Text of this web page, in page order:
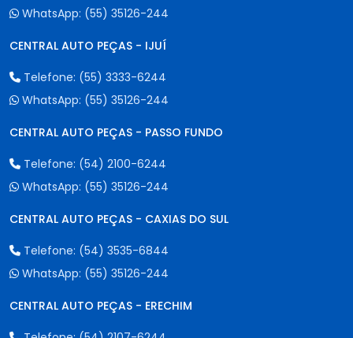
WhatsApp: (55) 35126-244
CENTRAL AUTO PEÇAS - IJUÍ
Telefone: (55) 3333-6244
WhatsApp: (55) 35126-244
CENTRAL AUTO PEÇAS - PASSO FUNDO
Telefone: (54) 2100-6244
WhatsApp: (55) 35126-244
CENTRAL AUTO PEÇAS - CAXIAS DO SUL
Telefone: (54) 3535-6844
WhatsApp: (55) 35126-244
CENTRAL AUTO PEÇAS - ERECHIM